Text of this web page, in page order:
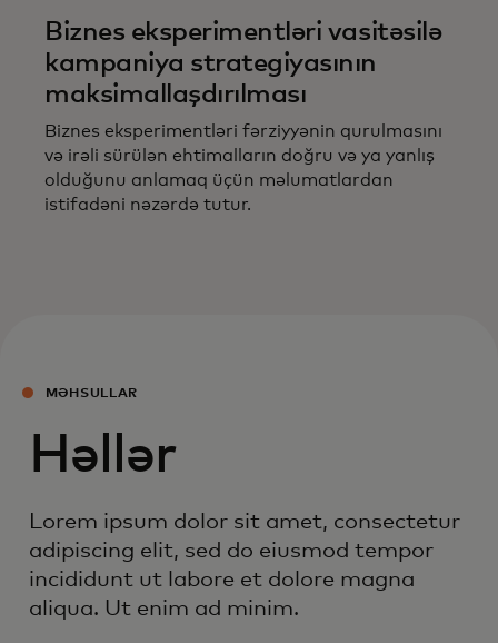
Biznes eksperimentləri vasitəsilə
kampaniya strategiyasının
maksimallaşdırılması
Biznes eksperimentləri fərziyyənin qurulmasını
və irəli sürülən ehtimalların doğru və ya yanlış
olduğunu anlamaq üçün məlumatlardan
istifadəni nəzərdə tutur.
MƏHSULLAR
Həllər
Lorem ipsum dolor sit amet, consectetur
adipiscing elit, sed do eiusmod tempor
incididunt ut labore et dolore magna
aliqua. Ut enim ad minim.